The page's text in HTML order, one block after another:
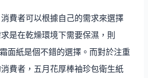
費者可以根據自己的需求來選擇
是在乾燥環境下需要保濕，則
面紙是個不錯的選擇。而對於注重
費者，五月花厚棒袖珍包衛生紙